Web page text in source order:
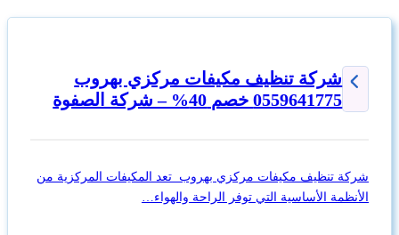
شركة تنظيف مكيفات مركزي بهروب
0559641775 خصم 40% – شركة الصفوة
شركة تنظيف مكيفات مركزي بهروب تعد المكيفات المركزية من
الأنظمة الأساسية التي توفر الراحة والهواء…